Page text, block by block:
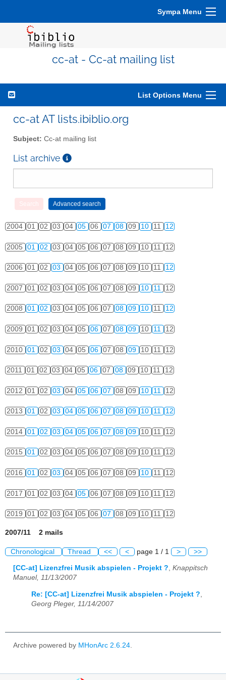
Sympa Menu
cc-at - Cc-at mailing list
List Options Menu
cc-at AT lists.ibiblio.org
Subject: Cc-at mailing list
List archive
2004 01 02 03 04 05 06 07 08 09 10 11 12
2005 01 02 03 04 05 06 07 08 09 10 11 12
2006 01 02 03 04 05 06 07 08 09 10 11 12
2007 01 02 03 04 05 06 07 08 09 10 11 12
2008 01 02 03 04 05 06 07 08 09 10 11 12
2009 01 02 03 04 05 06 07 08 09 10 11 12
2010 01 02 03 04 05 06 07 08 09 10 11 12
2011 01 02 03 04 05 06 07 08 09 10 11 12
2012 01 02 03 04 05 06 07 08 09 10 11 12
2013 01 02 03 04 05 06 07 08 09 10 11 12
2014 01 02 03 04 05 06 07 08 09 10 11 12
2015 01 02 03 04 05 06 07 08 09 10 11 12
2016 01 02 03 04 05 06 07 08 09 10 11 12
2017 01 02 03 04 05 06 07 08 09 10 11 12
2019 01 02 03 04 05 06 07 08 09 10 11 12
2007/11 2 mails
Chronological Thread << < page 1 / 1 > >>
[CC-at] Lizenzfrei Musik abspielen - Projekt ?, Knappitsch
Manuel, 11/13/2007
Re: [CC-at] Lizenzfrei Musik abspielen - Projekt ?,
Georg Pleger, 11/14/2007
Archive powered by MHonArc 2.6.24